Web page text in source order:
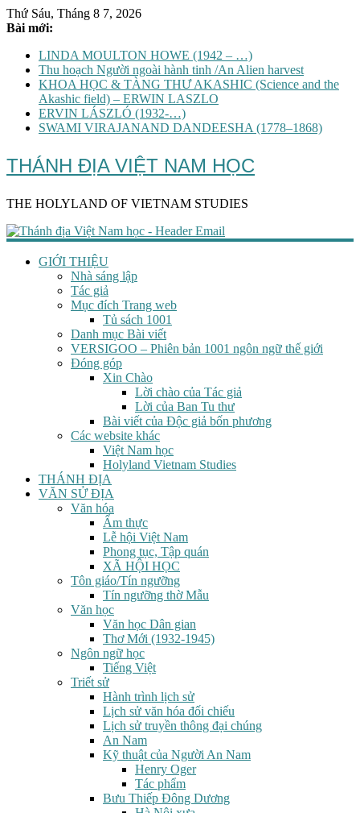
Thứ Sáu, Tháng 8 7, 2026
Bài mới:
LINDA MOULTON HOWE (1942 – …)
Thu hoạch Người ngoài hành tinh /An Alien harvest
KHOA HỌC & TÀNG THƯ AKASHIC (Science and the
Akashic field) – ERWIN LASZLO
ERVIN LÁSZLÓ (1932-…)
SWAMI VIRAJANAND DANDEESHA (1778–1868)
THÁNH ĐỊA VIỆT NAM HỌC
THE HOLYLAND OF VIETNAM STUDIES
GIỚI THIỆU
Nhà sáng lập
Tác giả
Mục đích Trang web
Tủ sách 1001
Danh mục Bài viết
VERSIGOO – Phiên bản 1001 ngôn ngữ thế giới
Đóng góp
Xin Chào
Lời chào của Tác giả
Lời của Ban Tu thư
Bài viết của Độc giả bốn phương
Các website khác
Việt Nam học
Holyland Vietnam Studies
THÁNH ĐỊA
VĂN SỬ ĐỊA
Văn hóa
Ẩm thực
Lễ hội Việt Nam
Phong tục, Tập quán
XÃ HỘI HỌC
Tôn giáo/Tín ngưỡng
Tín ngưỡng thờ Mẫu
Văn học
Văn học Dân gian
Thơ Mới (1932-1945)
Ngôn ngữ học
Tiếng Việt
Triết sử
Hành trình lịch sử
Lịch sử văn hóa đối chiếu
Lịch sử truyền thông đại chúng
An Nam
Kỹ thuật của Người An Nam
Henry Oger
Tác phẩm
Bưu Thiếp Đông Dương